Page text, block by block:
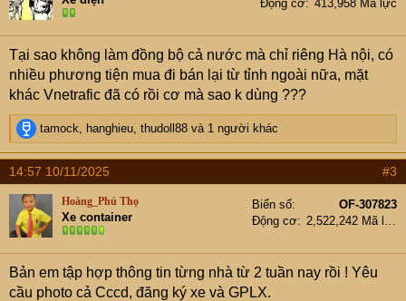
s
:
Động cơ
413,958 Mã lực
Tại sao không làm đồng bộ cả nước mà chỉ riêng Hà nội, có
nhiều phương tiện mua đi bán lại từ tỉnh ngoài nữa, mặt
khác Vnetrafic đã có rồi cơ mà sao k dùng ???
R
e
a
t
i
o
n
s
:
tamock hanghieu thudoll88 và 1 người khác
14:57 10/11/2025 #3
Hoàng_Phú Thọ
Xe container
Biển số
OF-307823
Động cơ
Bản em tập hợp thông tin từng nhà từ 2 tuần nay rồi ! Yêu
cầu photo cả Cccd, đăng ký xe và GPLX.